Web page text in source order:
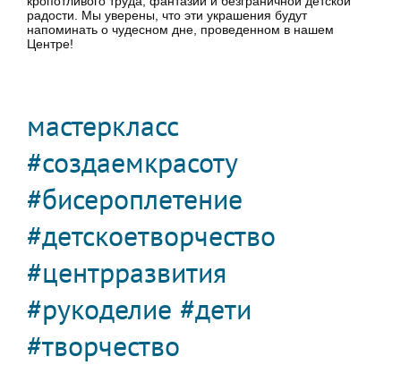
радости. Мы уверены, что эти украшения будут
напоминать о чудесном дне, проведенном в нашем
Центре!
мастеркласс
#создаемкрасоту
#бисероплетение
#детскоетворчество
#центрразвития
#рукоделие #дети
#творчество